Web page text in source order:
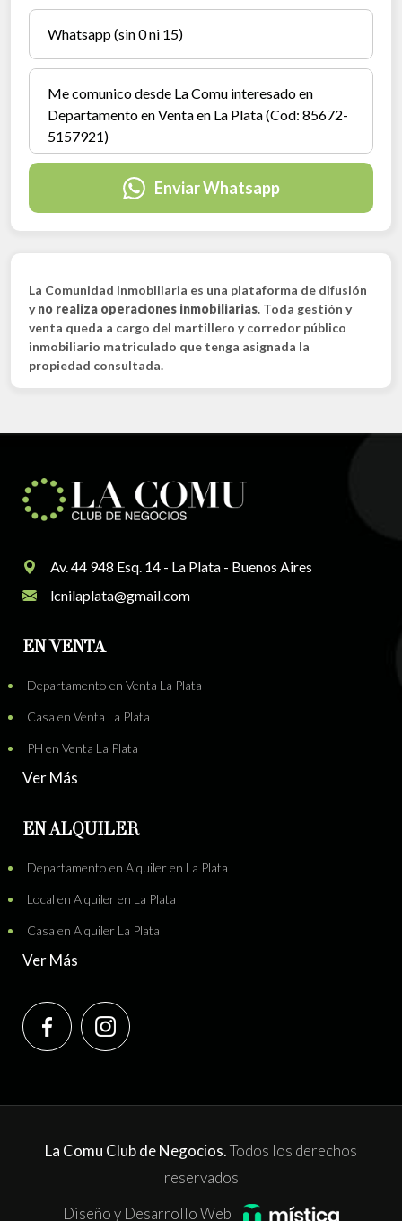
Enviar Whatsapp
La Comunidad Inmobiliaria es una plataforma de difusión
yno realiza operaciones inmobiliarias. Toda gestión y
venta queda a cargo del martillero y corredor público
inmobiliario matriculado que tenga asignada la
propiedad consultada.
Av. 44 948 Esq. 14 - La Plata - Buenos Aires
lcnilaplata@gmail.com
EN VENTA
Departamento en Venta La Plata
Casa en Venta La Plata
PH en Venta La Plata
Ver Más
EN ALQUILER
Departamento en Alquiler en La Plata
Local en Alquiler en La Plata
Casa en Alquiler La Plata
Ver Más
La Comu Club de Negocios.Todos los derechos
reservados
Diseño y Desarrollo Web